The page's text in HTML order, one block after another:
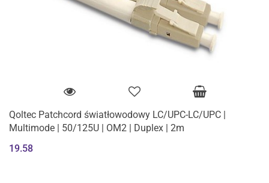
Qoltec Patchcord światłowodowy LC/UPC-LC/UPC |
Multimode | 50/125U | OM2 | Duplex | 2m
19.58